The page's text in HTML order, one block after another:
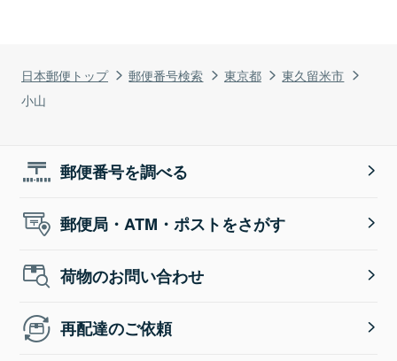
日本郵便トップ 郵便番号検索 東京都
東久留米市
小山
郵便番号を調べる
郵便局・ATM・ポストをさがす
荷物のお問い合わせ
再配達のご依頼